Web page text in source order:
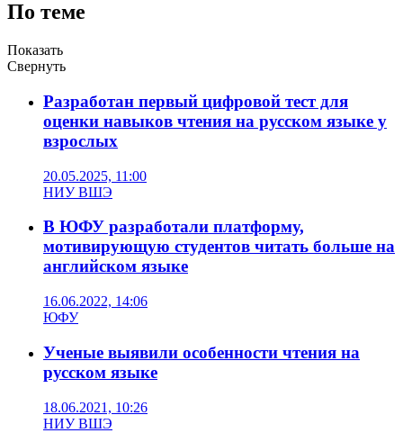
По теме
Показать
Свернуть
Разработан первый цифровой тест для
оценки навыков чтения на русском языке у
взрослых
20.05.2025, 11:00
НИУ ВШЭ
В ЮФУ разработали платформу,
мотивирующую студентов читать больше на
английском языке
16.06.2022, 14:06
ЮФУ
Ученые выявили особенности чтения на
русском языке
18.06.2021, 10:26
НИУ ВШЭ